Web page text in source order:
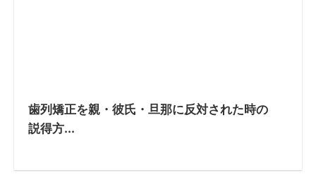
歯列矯正を親・彼氏・旦那に反対された時の
説得方...